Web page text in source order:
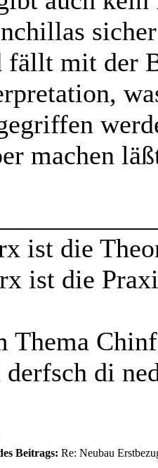
fällt mit der
machen
ist die
ist die
Thema
derfsch di
Beitrags: Re: Neubau